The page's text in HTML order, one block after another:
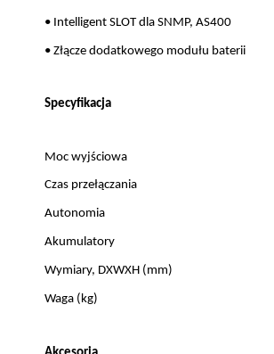
• Intelligent SLOT dla SNMP, AS400
• Złącze dodatkowego modułu baterii
Specyfikacja
Moc wyjściowa
Czas przełączania
Autonomia
Akumulatory
Wymiary, DXWXH (mm)
Waga (kg)